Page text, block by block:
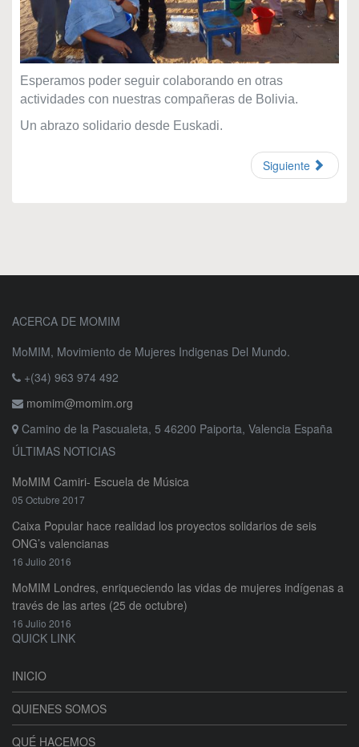
Esperamos poder seguir colaborando en otras
actividades con nuestras compañeras de Bolivia.
Un abrazo solidario desde Euskadi.
Siguiente
ACERCA DE MOMIM
MoMIM, Movimiento de Mujeres Indigenas Del Mundo.
+(34) 963 974 492
momim@momim.org
Camino de la Pascualeta, 5 46200 Paiporta, Valencia España
ÚLTIMAS NOTICIAS
MoMIM Camiri- Escuela de Música
05 Octubre 2017
Caixa Popular hace realidad los proyectos solidarios de seis
ONG’s valencianas
16 Julio 2016
MoMIM Londres, enriqueciendo las vidas de mujeres indígenas a
través de las artes (25 de octubre)
16 Julio 2016
QUICK LINK
INICIO
QUIENES SOMOS
QUÉ HACEMOS